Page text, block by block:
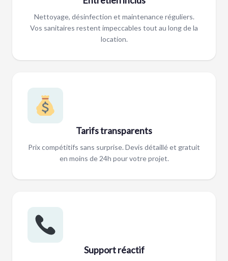
Nettoyage, désinfection et maintenance réguliers.
Vos sanitaires restent impeccables tout au long de la
location.
Tarifs transparents
Prix compétitifs sans surprise. Devis détaillé et gratuit
en moins de 24h pour votre projet.
Support réactif